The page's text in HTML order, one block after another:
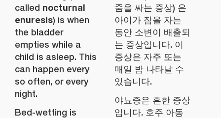
called nocturnal
enuresis) is when
the bladder
empties while a
child is asleep. This
can happen every
so often, or every
night.
Bed-wetting is
줌을 싸는 증상) 은
아이가 잠을 자는
동안 소변이 배출되
는 증상입니다. 이
증상은 자주 또는
매일 밤 나타날 수
있습니다.
야뇨증은 흔한 증상
입니다. 호주 아동